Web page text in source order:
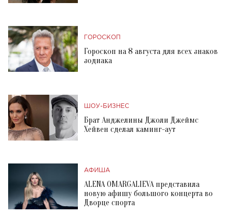
ГОРОСКОП
Гороскоп на 8 августа для всех знаков
зодиака
ШОУ-БИЗНЕС
Брат Анджелины Джоли Джеймс
Хейвен сделал каминг-аут
АФИША
ALENA OMARGALIEVA представила
новую афишу большого концерта во
Дворце спорта